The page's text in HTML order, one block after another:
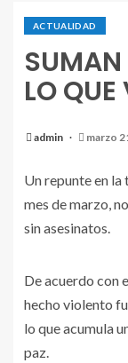
ACTUALIDAD
LO QUE
admin marzo
Un repunte en
mes de marzo,
sin asesinatos.
De acuerdo con
hecho violento
lo que acumula
paz.